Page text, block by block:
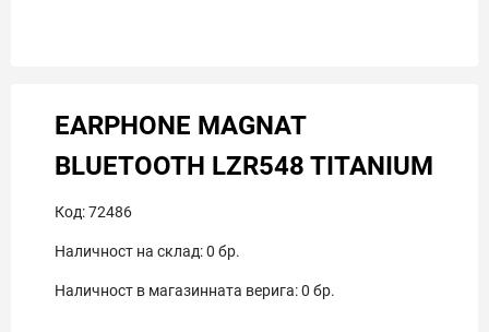
EARPHONE MAGNAT
BLUETOOTH LZR548 TITANIUM
Код:72486
Наличност на склад:0 бр.
Наличност в магазинната верига:0 бр.